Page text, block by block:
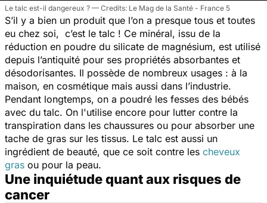
Le talc est-il dangereux ? Le Mag de la Santé - France 5
S’il y a bien un produit que l’on a presque tous et toutes
eu chez soi, c’est le talc ! Ce minéral, issu de la
réduction en poudre du silicate de magnésium, est utilisé
depuis l’antiquité pour ses propriétés absorbantes et
désodorisantes. Il possède de nombreux usages : à la
maison, en cosmétique mais aussi dans l’industrie.
Pendant longtemps, on a poudré les fesses des bébés
avec du talc. On l'utilise encore pour lutter contre la
transpiration dans les chaussures ou pour absorber une
tache de gras sur les tissus. Le talc est aussi un
ingrédient de beauté, que ce soit contre les cheveux
gras ou pour la peau.
Une inquiétude quant aux risques de
cancer